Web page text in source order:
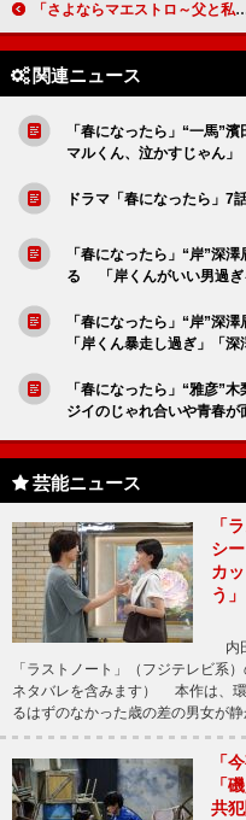
「さよならマエストロ～父と私のアパッシオナート～」「當真あみのバイオリンがすごい」「柄本明が素晴らしかった」
関連ニュース
「春になったら」“一馬”
マルくん、泣かすじゃん」
ドラマ「春になったら」
「春になったら」“岸”深
る 「岸くんがいい男過ぎ
「春になったら」“岸”深
「岸くん暴走し過ぎ」「
「春になったら」“雅彦”
ジイのじゃれ合いや青春が
芸能ニュース
「
シ
カ
う」
内
「ラストノート」（フジテレビ系
ネタバレを含みます） 本作は、
るはずのなかった歳の差の男女が
「
「
共